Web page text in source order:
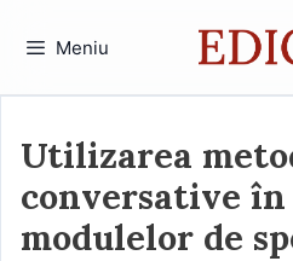
Meniu
Utilizarea
conversative în
modulelor de